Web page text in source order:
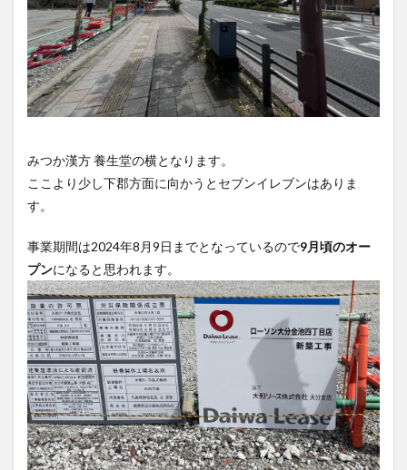
みつか漢方 養生堂の横となります。
ここより少し下郡方面に向かうとセブンイレブンはありま
す。
事業期間は2024年8月9日までとなっているので9月頃のオー
プンになると思われます。
津久見市
海開き 温泉 湧水
湯布院
滝
漢方 炭火焼き 焼き菓子
玖珠郡
由布市 由布院 甲子園
石仏
磨崖仏
祝祭の広場 神社 祭り
絵本
自動販売機 自転車
芋
花 花火 茶碗蒸し 蕎麦
虹
話題
豊後大野 豊後大野市
豊後高田市
買い物
車 農業文化公園
鉄道ジオラマ
閉店 閉院 開店
開店閉店
開店閉店まとめ
開院 韓国
韓国料理
音楽
飛行機 飲み物 高崎山 鰻
検索